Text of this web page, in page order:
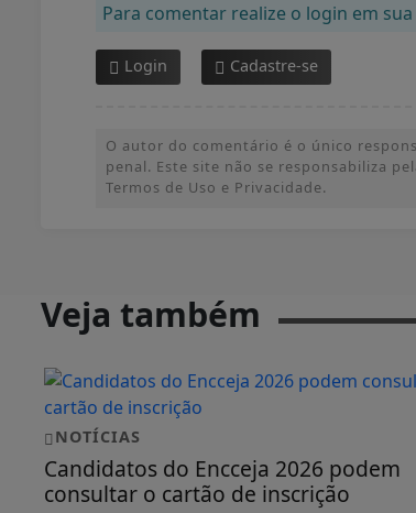
Para comentar realize o login em
Login Cadastre-se
O autor do comentário é o único
penal. Este site não se responsabiliza
Termos de Uso e Privacidade.
Veja também
NOTÍCIAS
Candidatos do Encceja 2026 podem
consultar o cartão de inscrição